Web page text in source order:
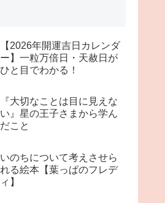
【2026年開運吉日カレンダ
ー】一粒万倍日・天赦日が
ひと目でわかる！
『大切なことは目に見えな
い』星の王子さまから学ん
だこと
いのちについて考えさせら
れる絵本【葉っぱのフレデ
ィ】